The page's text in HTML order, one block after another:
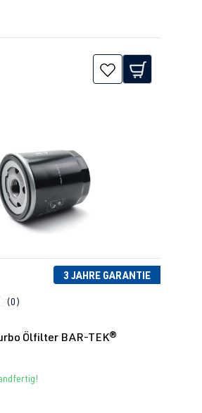
3 JAHRE GARANTIE
Bewertung von 0 von 5 Sternen
(0)
Ölfilter BAR-TEK®